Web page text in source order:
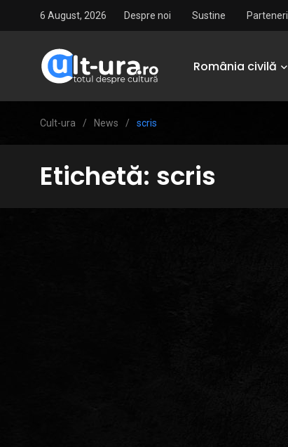
6 August, 2026 Despre noi Sustine Parteneri
România civilă
Cult-ura / News / scris
Etichetă: scris